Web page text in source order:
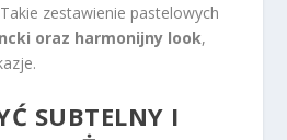
zestawienie pastelowych
oraz harmonijny look,
SUBTELNY I